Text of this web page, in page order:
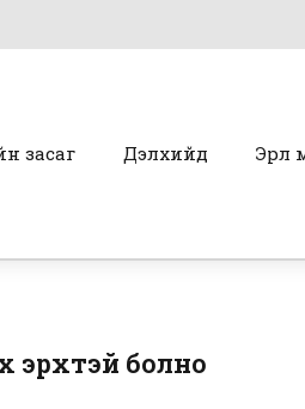
засаг Дэлхийд
эрхтэй болно